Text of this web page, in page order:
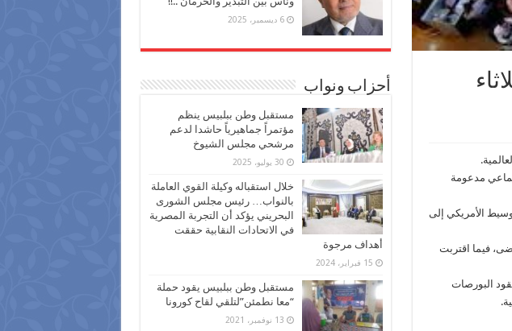
مدعومة
تكساس الوسيط الأمريكي إلى
كانون الثانى الماضى، فيما اقتربت
البورصات
6 ديسمبر، 2025
أحزاب ونواب
مستقبل وطن ببلبيس ينظم
مؤتمراً جماهيرياً حاشدا لدعم
مرشحي مجلس الشيوخ
30 يوليو، 2025
خلال استقباله وكيلة القوي العاملة
بالنواب… رئيس مجلس الشورى
البحريني يؤكد أن التجربة المصرية
في الاتحادات النقابية حققت
أهداف مرجوة
15 فبراير، 2024
مستقبل وطن ببلبيس يقود حملة
“معا نطمئن”لتلقي لقاح كورونا
13 نوفمبر، 2021